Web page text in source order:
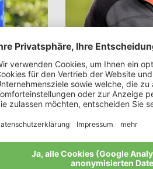
eine
Bachmann
„Im Bio-Anbau ist
Meine Geschichte
Alle Bio-